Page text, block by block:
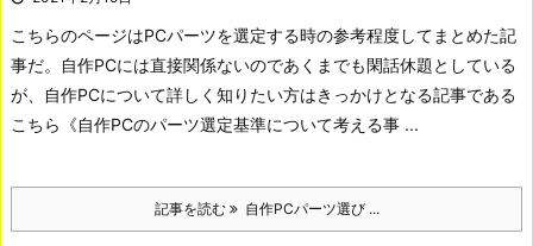
こちらのページはPCパーツを選定する時の参考程度してまとめた記
事だ。自作PCには直接関係ないのであくまでも閑話休題としている
が、自作PCについて詳しく知りたい方はきっかけとなる記事である
こちら《自作PCのパーツ選定基準について考える事 ...
記事を読む 自作PCパーツ選び ...